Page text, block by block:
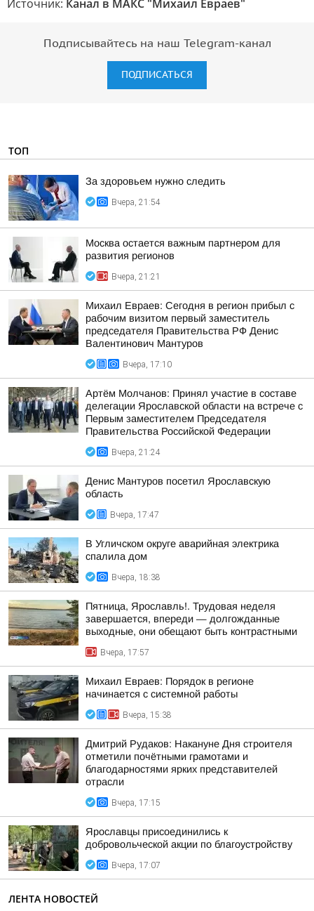
Источник: Канал в МАКС "Михаил Евраев"
Подписывайтесь на наш Telegram-канал
ПОДПИСАТЬСЯ
ТОП
За здоровьем нужно следить
Вчера, 21:54
Москва остается важным партнером для
развития регионов
Вчера, 21:21
Михаил Евраев: Сегодня в регион прибыл с
рабочим визитом первый заместитель
председателя Правительства РФ Денис
Валентинович Мантуров
Вчера, 17:10
Артём Молчанов: Принял участие в составе
делегации Ярославской области на встрече с
Первым заместителем Председателя
Правительства Российской Федерации
Вчера, 21:24
Денис Мантуров посетил Ярославскую
область
Вчера, 17:47
В Угличском округе аварийная электрика
спалила дом
Вчера, 18:38
Пятница, Ярославль!. Трудовая неделя
завершается, впереди — долгожданные
выходные, они обещают быть контрастными
Вчера, 17:57
Михаил Евраев: Порядок в регионе
начинается с системной работы
Вчера, 15:38
Дмитрий Рудаков: Накануне Дня строителя
отметили почётными грамотами и
благодарностями ярких представителей
отрасли
Вчера, 17:15
Ярославцы присоединились к
добровольческой акции по благоустройству
Вчера, 17:07
ЛЕНТА НОВОСТЕЙ